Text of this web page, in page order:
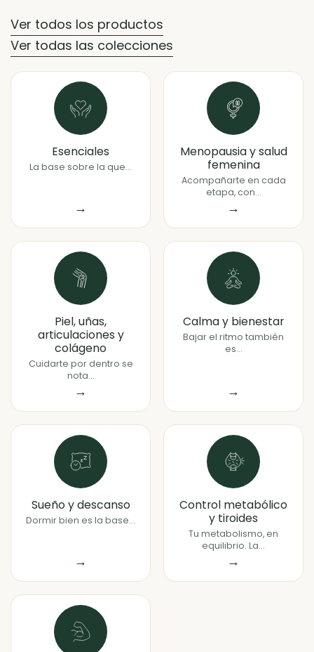
Ver todos los productos
Ver todas las colecciones
Esenciales
La base sobre la que...
→
Menopausia y salud
femenina
Acompañarte en cada
etapa, con...
→
Piel, uñas,
articulaciones y
colágeno
Cuidarte por dentro se
nota...
→
Calma y bienestar
Bajar el ritmo también
es...
→
Sueño y descanso
Dormir bien es la base...
→
Control metabólico
y tiroides
Tu metabolismo, en
equilibrio. La...
→